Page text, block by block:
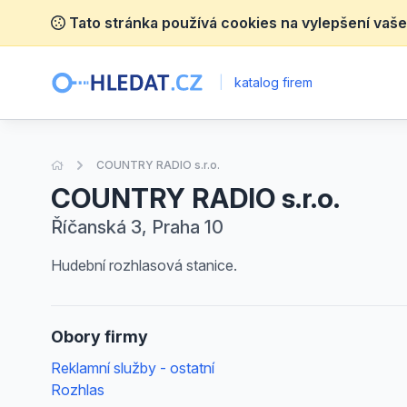
Tato stránka používá cookies na vylepšení
katalog firem
Úvodní stránka
COUNTRY RADIO s.r.o.
COUNTRY RADIO s.r.o.
Říčanská 3, Praha 10
Hudební rozhlasová stanice.
Obory firmy
Reklamní služby - ostatní
Rozhlas